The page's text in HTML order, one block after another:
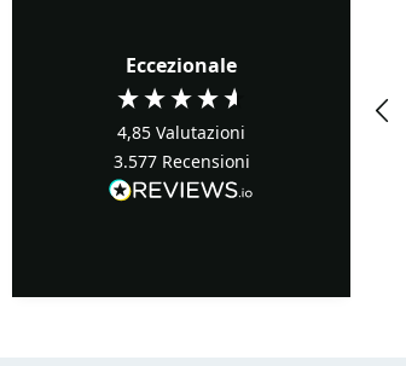
Eccezionale
4,85 Valutazioni
3.577 Recensioni
Verified Customer
Precisi ...buoni prezzi